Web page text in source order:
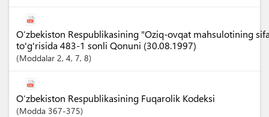
O‘zbekiston Respublikasining "Oziq-ovqat mahsulotining
to'g'risida 483-1 sonli Qonuni (30.08.1997)
Moddalar 2, 4, 7, 8
O‘zbekiston Respublikasining Fuqarolik Kodeksi
Modda 367-375